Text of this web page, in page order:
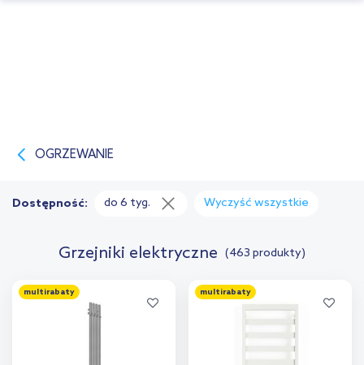
OGRZEWANIE
Grzejniki elektryczne (463 produkty)
Dostępność: do 6 tyg. Wyczyść wszystkie
multirabaty multirabaty